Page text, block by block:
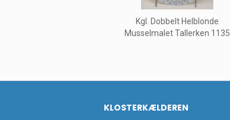
Kgl. Dobbelt Helblonde
Musselmalet Tallerken 1135
KLOSTERKÆLDEREN